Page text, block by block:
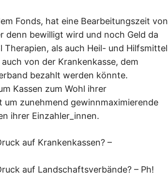
Fonds, hat eine Bearbeitungszeit von
denn bewilligt wird und noch Geld da
als auch Heil- und Hilfsmittel
von der Krankenkasse, dem
bezahlt werden könnte.
Kassen zum Wohl ihrer
um zunehmend gewinnmaximierende
ihrer Einzahler_innen.
auf Krankenkassen? –
auf Landschaftsverbände? – Ph!